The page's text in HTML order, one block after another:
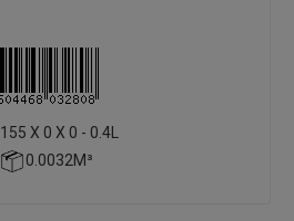
155 X 0 X 0 - 0.4L
0.0032M³